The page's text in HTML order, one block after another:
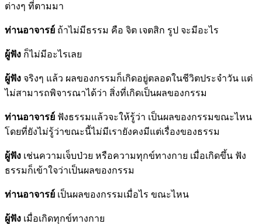
ต่างๆ ที่ตามมา
ท่านอาจารย์ ถ้าไม่มีธรรม คือ จิต เจตสิก รูป จะมีอะไร
ผู้ฟัง ก็ไม่มีอะไรเลย
ผู้ฟัง จริงๆ แล้ว ผลของกรรมก็เกิดอยู่ตลอดในชีวิตประจำวัน แต่
ไม่สามารถพิจารณาได้ว่า สิ่งที่เกิดเป็นผลของกรรม
ท่านอาจารย์ ฟังธรรมแล้วจะให้รู้ว่า เป็นผลของกรรมขณะไหน
โดยที่ยังไม่รู้ว่าขณะนี้ไม่มีเรายังคงมีแต่เรื่องของธรรม
ผู้ฟัง เช่นความเจ็บป่วย หรือความทุกข์ทางกาย เมื่อเกิดขึ้น ฟัง
ธรรมก็เข้าใจว่าเป็นผลของกรรม
ท่านอาจารย์ เป็นผลของกรรมเมื่อไร ขณะไหน
ผู้ฟัง เมื่อเกิดทุกข์ทางกาย